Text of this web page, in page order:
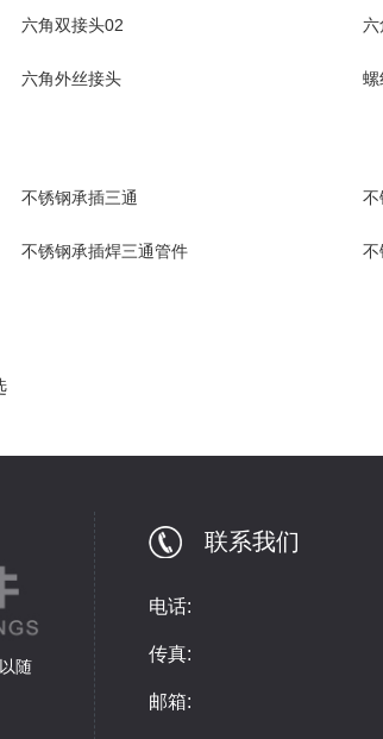
六角双接头02 六
六角外丝接头 螺
不锈钢承插三通 不
不锈钢承插焊三通管件 不
随
联系我们
电话:
传真:
邮箱: